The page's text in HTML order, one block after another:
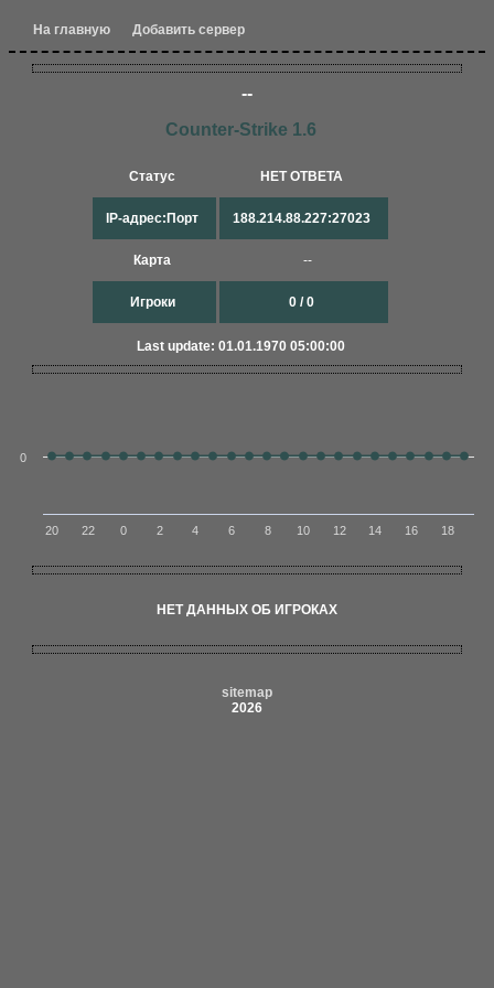
На главную Добавить сервер
--
Counter-Strike 1.6
Статус
IP-адрес:Порт
Карта
Игроки
НЕТ ОТВЕТА
188.214.88.227:27023
--
0 / 0
Last update: 01.01.1970 05:00:00
20 22 0 2 4 6 8 10 12 14 16 18
0
НЕТ ДАННЫХ ОБ ИГРОКАХ
sitemap
2026